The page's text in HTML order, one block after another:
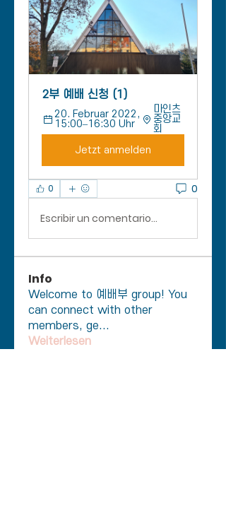
2부 예배 신청 (1)
20. Februar 2022,
15:00–16:30 Uhr
마인츠
중앙교
회
Jetzt anmelden
0 0
Escribir un comentario...
Info
Welcome to 예배부 group! You
can connect with other
members, ge...
Weiterlesen